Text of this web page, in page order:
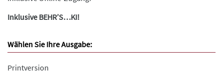
Inklusive BEHR’S…KI!
Wählen Sie Ihre Ausgabe:
Printversion